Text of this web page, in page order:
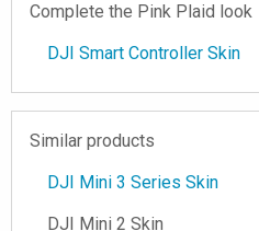
Complete the Pink Plaid look
DJI Smart Controller Skin
Similar products
DJI Mini 3 Series Skin
DJI Mini 2 Skin